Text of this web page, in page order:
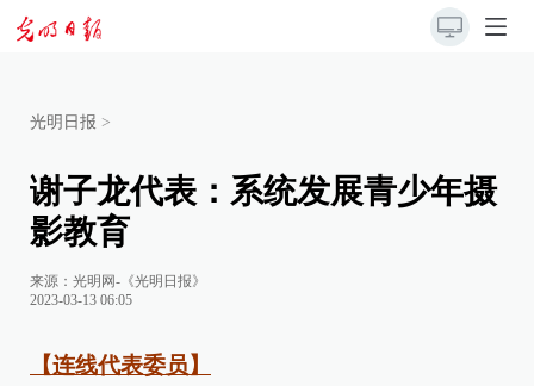
光明日报 >
谢子龙代表：系统发展青少年摄
影教育
来源： 光明网-《光明日报》
2023-03-13 06:05
【连线代表委员】